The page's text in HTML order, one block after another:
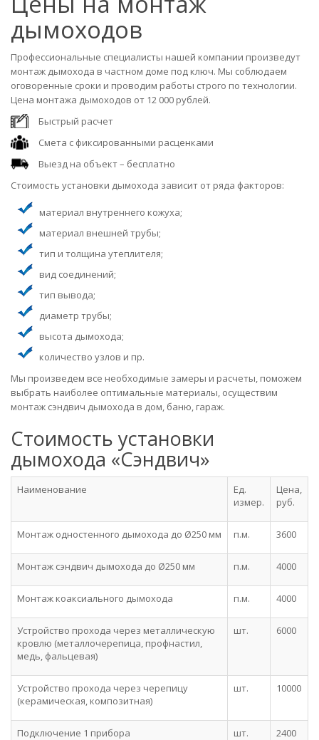
дымоходов
Профессиональные специалисты нашей компании произведут
монтаж дымохода в частном доме под ключ. Мы соблюдаем
оговоренные сроки и проводим работы строго по технологии.
Цена монтажа дымоходов от 12 000 рублей.
Быстрый расчет
Смета с фиксированными расценками
Выезд на объект – бесплатно
Стоимость установки дымохода зависит от ряда факторов:
материал внутреннего кожуха;
материал внешней трубы;
тип и толщина утеплителя;
вид соединений;
тип вывода;
диаметр трубы;
высота дымохода;
количество узлов и пр.
Мы произведем все необходимые замеры и расчеты, поможем
выбрать наиболее оптимальные материалы, осуществим
монтаж сэндвич дымохода в дом, баню, гараж.
Стоимость установки
дымохода «Сэндвич»
Наименование
Ед.
измер.
Цена,
руб.
Монтаж одностенного дымохода до Ø250 мм п.м. 3600
Монтаж сэндвич дымохода до Ø250 мм п.м. 4000
Монтаж коаксиального дымохода п.м. 4000
Устройство прохода через металлическую
кровлю (металлочерепица, профнастил,
медь, фальцевая)
шт. 6000
Устройство прохода через черепицу
(керамическая, композитная)
шт. 10000
Подключение 1 прибора шт. 2400